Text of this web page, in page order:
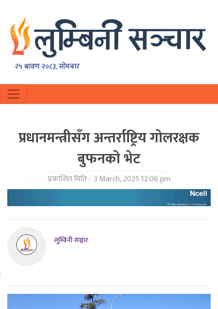
२५ श्रावण २०८३, सोमबार
प्रधानमन्त्रीसँग अन्तर्राष्ट्रिय गोलरक्षक
बुफनको भेट
प्रकाशित मिति : 3 March, 2025 12:06 pm
लुम्बिनी सञ्चार